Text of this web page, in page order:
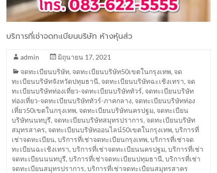
บริการที่เช่าจดทะเบียนบริษัท ห้างหุ้นส่ว
admin
มิถุนายน 17, 2021
จดทะเบียนบริษัท, จดทะเบียนบริษัท50เขตในกรุงเทพ, จด
ทะเบียนบริษัทจังหวัดปทุมธานี, จดทะเบียนบริษัทฉะเชิงเทรา, จด
ทะเบียนบริษัทท่องเที่ยว-จดทะเบียนบริษัททัวร์, จดทะเบียนบริษัท
ท่องเที่ยว-จดทะเบียนบริษัททัวร์-ภาคกลาง, จดทะเบียนบริษัทท่อง
เที่ยว50เขตในกรุงเทพ, จดทะเบียนบริษัทนครปฐม, จดทะเบียน
บริษัทนนทบุรี, จดทะเบียนบริษัทสมุทรปราการ, จดทะเบียนบริษัท
สมุทรสาคร, จดทะเบียนบริษัทออนไลน์50เขตในกรุงเทพ,บริการที่
เช่าจดทะเบียน,บริการที่เช่าจดทะเบียนกรุงเทพ,บริการที่เช่าจด
ทะเบียนฉะเชิงเทรา,บริการที่เช่าจดทะเบียนนครปฐม,บริการที่เช่า
จดทะเบียนนนทบุรี,บริการที่เช่าจดทะเบียนปทุมธานี,บริการที่เช่า
จดทะเบียนสมุทรปราการ,บริการที่เช่าจดทะเบียนสมุทรสาคร